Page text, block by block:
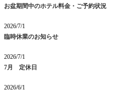
お盆期間中のホテル料金・ご予約状況
2026/7/1
臨時休業のお知らせ
2026/7/1
7月 定休日
2026/6/1